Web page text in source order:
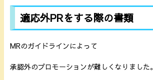
適応外PRをする際の書類
MRのガイドラインによって
承認外のプロモーションが難しくなりました。